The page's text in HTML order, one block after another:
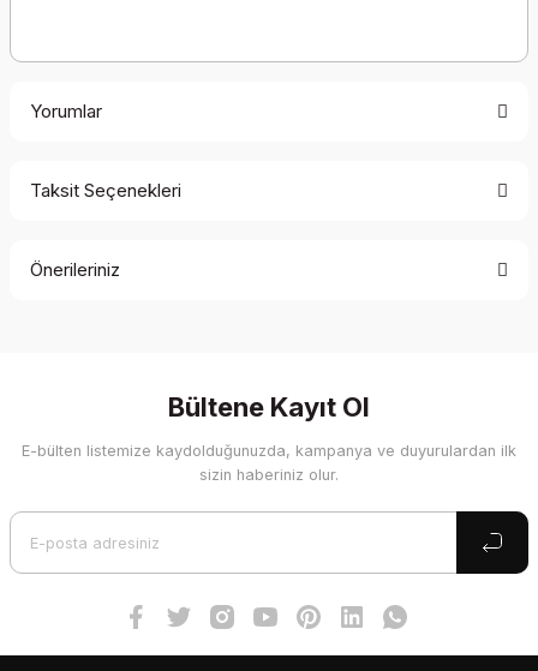
Yorumlar
Taksit Seçenekleri
Önerileriniz
Görüş ve önerileriniz için teşekkür ederiz.
Ürün resmi kalitesiz, bozuk veya görüntülenemiyor.
Bültene Kayıt Ol
E-bülten listemize kaydolduğunuzda, kampanya ve duyurulardan ilk
sizin haberiniz olur.